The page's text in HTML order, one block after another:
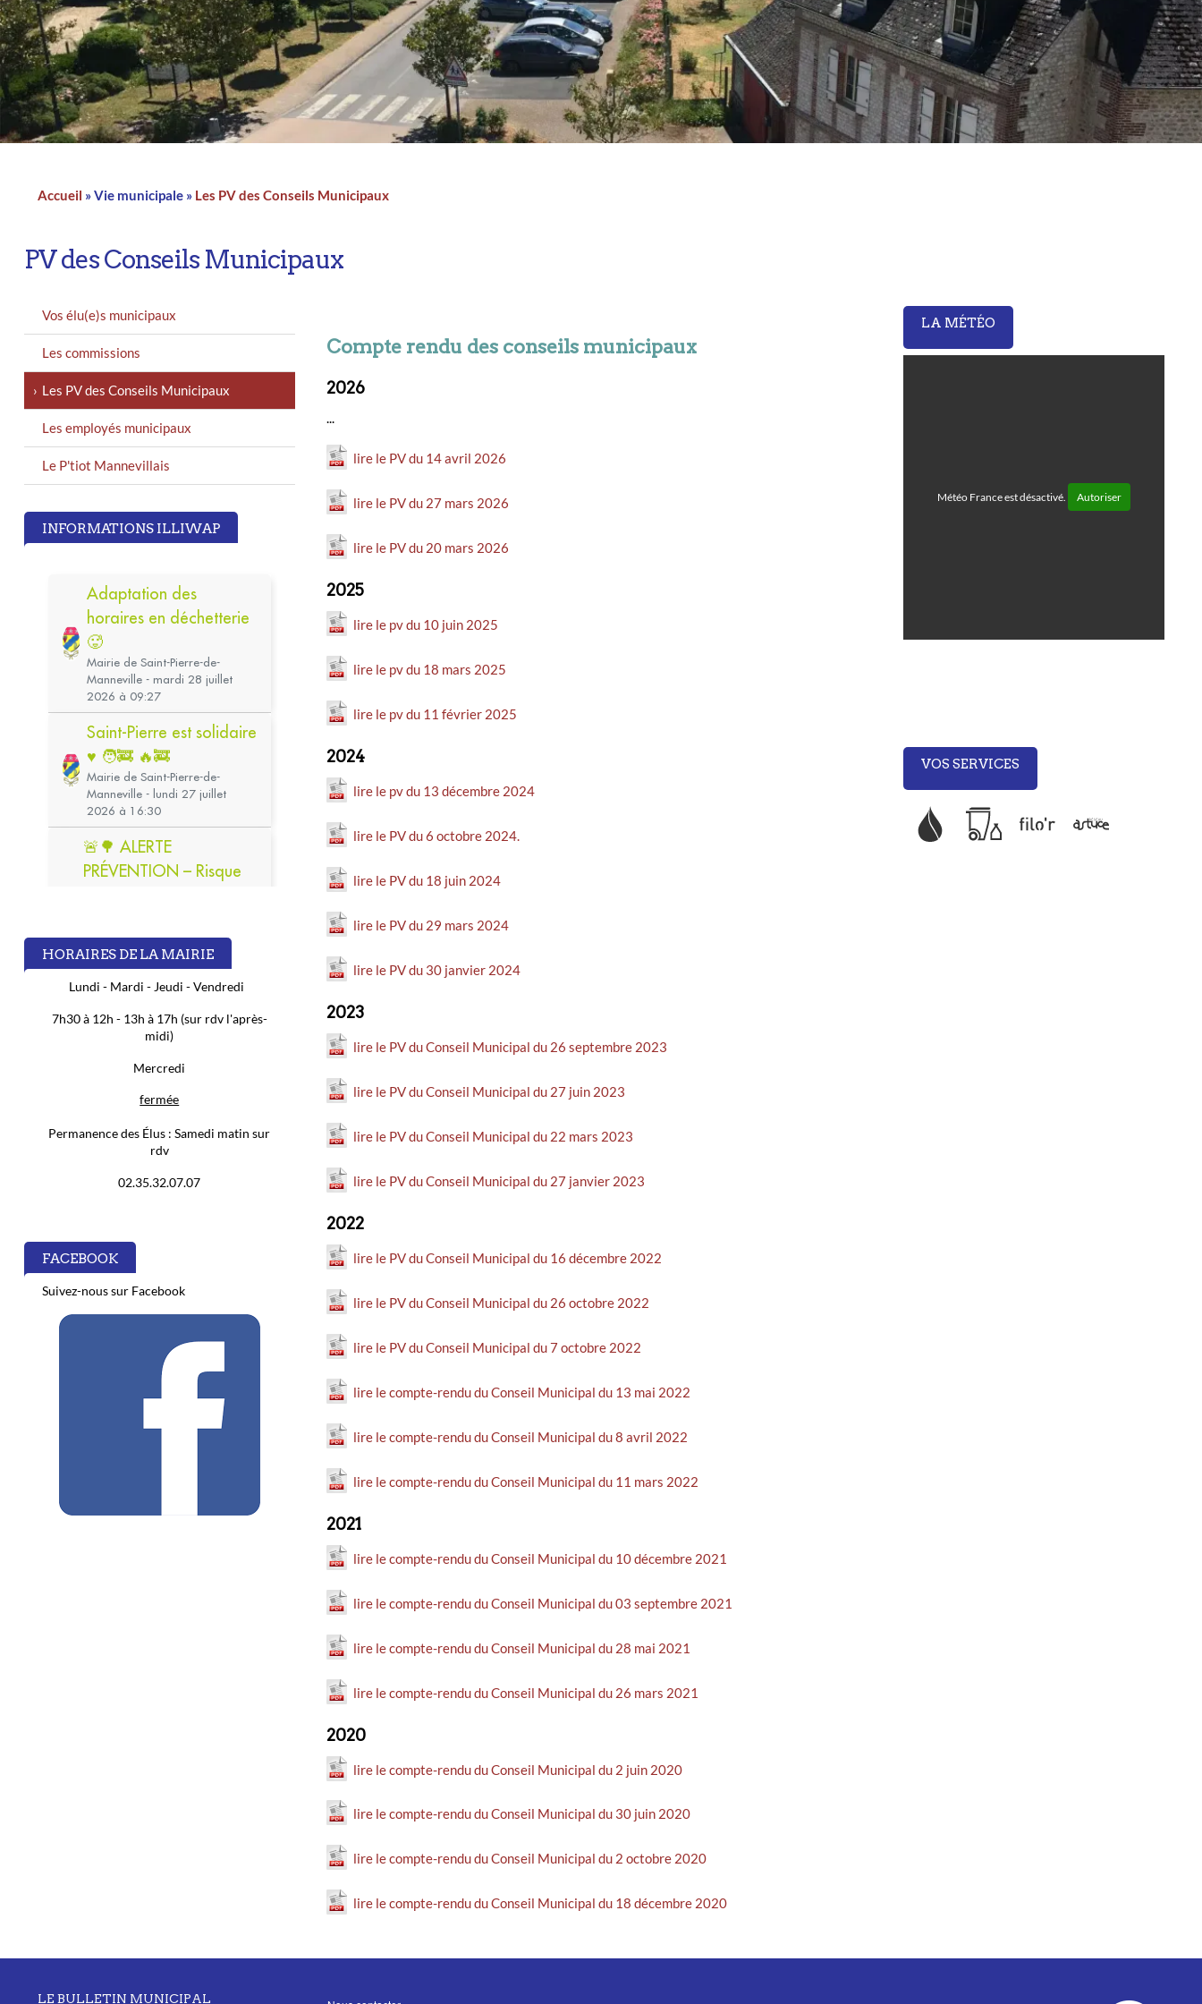
d
I
n
n
t
a
i
l
Accueil Vie municipale Les PV des Conseils Municipaux
PV des Conseils Municipaux
Compte rendu des conseils municipaux
2026
...
lire le PV du 14 avril 2026
lire le PV du 27 mars 2026
lire le PV du 20 mars 2026
2025
lire le pv du 10 juin 2025
lire le pv du 18 mars 2025
lire le pv du 11 février 2025
2024
lire le pv du 13 décembre 2024
lire le PV du 6 octobre 2024.
lire le PV du 18 juin 2024
lire le PV du 29 mars 2024
lire le PV du 30 janvier 2024
2023
lire le PV du Conseil Municipal du 26 septembre 2023
lire le PV du Conseil Municipal du 27 juin 2023
lire le PV du Conseil Municipal du 22 mars 2023
lire le PV du Conseil Municipal du 27 janvier 2023
2022
lire le PV du Conseil Municipal du 16 décembre 2022
lire le PV du Conseil Municipal du 26 octobre 2022
lire le PV du Conseil Municipal du 7 octobre 2022
lire le compte-rendu du Conseil Municipal du 13 mai 2022
lire le compte-rendu du Conseil Municipal du 8 avril 2022
lire le compte-rendu du Conseil Municipal du 11 mars 2022
2021
lire le compte-rendu du Conseil Municipal du 10 décembre 2021
lire le compte-rendu du Conseil Municipal du 03 septembre 2021
lire le compte-rendu du Conseil Municipal du 28 mai 2021
lire le compte-rendu du Conseil Municipal du 26 mars 2021
2020
lire le compte-rendu du Conseil Municipal du 2 juin 2020
lire le compte-rendu du Conseil Municipal du 30 juin 2020
lire le compte-rendu du Conseil Municipal du 2 octobre 2020
lire le compte-rendu du Conseil Municipal du 18 décembre 2020
MENU
GAUCHE
Vos élu(e)s municipaux
Les commissions
Les PV des Conseils Municipaux
Les employés municipaux
Le P'tiot Mannevillais
INFORMATIONS ILLIWAP
HORAIRES DE LA MAIRIE
Lundi - Mardi - Jeudi - Vendredi
7h30 à 12h - 13h à 17h (sur rdv l'après-
midi)
Mercredi
fermée
Permanence des Élus :Samedi matin sur
rdv
02.35.32.07.07
FACEBOOK
Suivez-nous sur Facebook
LA MÉTÉO
Météo France est désactivé. Autoriser
VOS SERVICES
LE BULLETIN MUNICIPAL MENU